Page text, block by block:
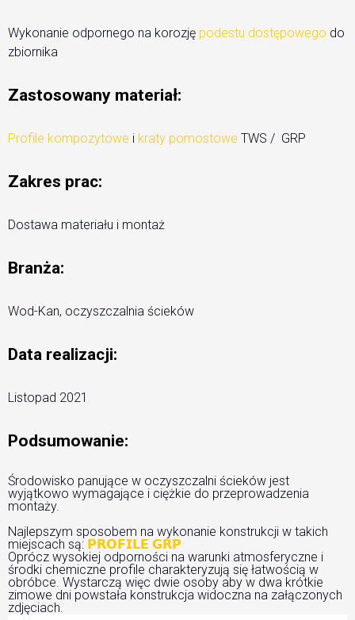
Wykonanie odpornego na korozję podestu dostępowego do
zbiornika
Zastosowany materiał:
Profile kompozytowe i kraty pomostowe TWS / GRP
Zakres prac:
Dostawa materiału i montaż
Branża:
Wod-Kan, oczyszczalnia ścieków
Data realizacji:
Listopad 2021
Podsumowanie:
Środowisko panujące w oczyszczalni ścieków jest
wyjątkowo wymagające i ciężkie do przeprowadzenia
montaży.
Najlepszym sposobem na wykonanie konstrukcji w takich
miejscach są: 𝗣𝗥𝗢𝗙𝗜𝗟𝗘 𝗚𝗥𝗣
Oprócz wysokiej odporności na warunki atmosferyczne i
środki chemiczne profile charakteryzują się łatwością w
obróbce. Wystarczą więc dwie osoby aby w dwa krótkie
zimowe dni powstała konstrukcja widoczna na załączonych
zdjęciach.